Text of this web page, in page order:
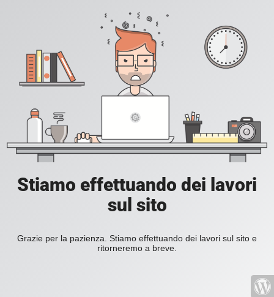
Stiamo effettuando dei lavori
sul sito
Grazie per la pazienza. Stiamo effettuando dei lavori sul sito e
ritorneremo a breve.